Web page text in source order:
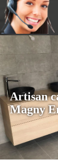
Artisan
Magny